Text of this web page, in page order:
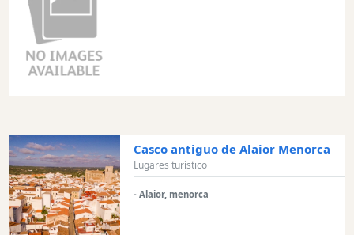
interés
Monumento
antiguo
Edificios
puerto
deportivo
Actividad
Empresa
Tour
Casco antiguo de Alaior Menorca
Lugares turístico
- Alaior, menorca